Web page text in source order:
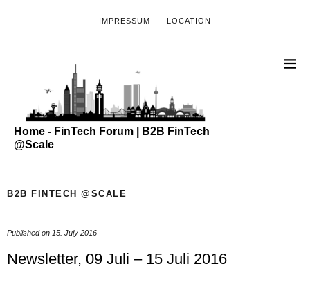
IMPRESSUM LOCATION
Home - FinTech Forum | B2B FinTech
@Scale
B2B FINTECH @SCALE
Published on 15. July 2016
Newsletter, 09 Juli – 15 Juli 2016